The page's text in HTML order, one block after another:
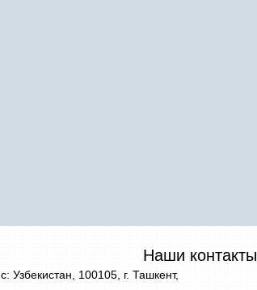
Наши контакты
Узбекистан, 100105, г. Ташкент,